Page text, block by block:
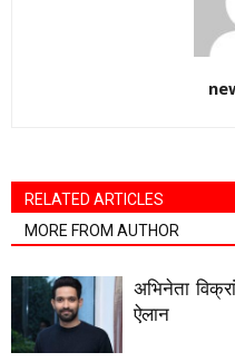
RELATED ARTICLES
MORE FROM AUTHOR
अभिनेता
ऐलान